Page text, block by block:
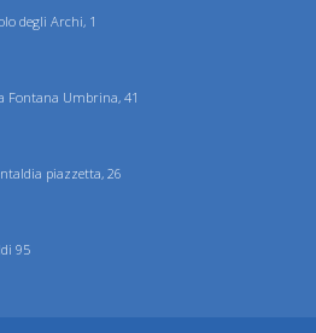
degli Archi, 1
Fontana Umbrina, 41
piazzetta, 26
95